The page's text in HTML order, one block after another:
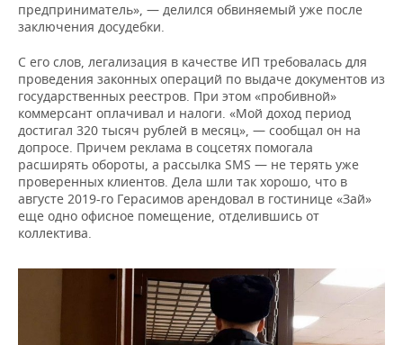
предприниматель», — делился обвиняемый уже после
заключения досудебки.
С его слов, легализация в качестве ИП требовалась для
проведения законных операций по выдаче документов из
государственных реестров. При этом «пробивной»
коммерсант оплачивал и налоги. «Мой доход период
достигал 320 тысяч рублей в месяц», — сообщал он на
допросе. Причем реклама в соцсетях помогала
расширять обороты, а рассылка SMS — не терять уже
проверенных клиентов. Дела шли так хорошо, что в
августе 2019-го Герасимов арендовал в гостинице «Зай»
еще одно офисное помещение, отделившись от
коллектива.